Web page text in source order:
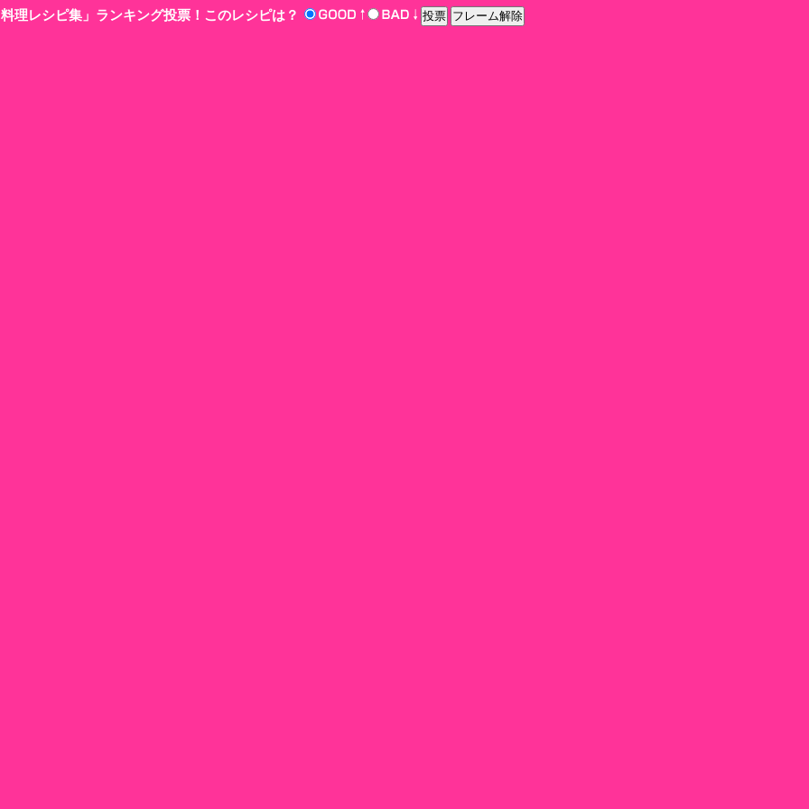
料理レシピ集」ランキング投票！このレシピは？